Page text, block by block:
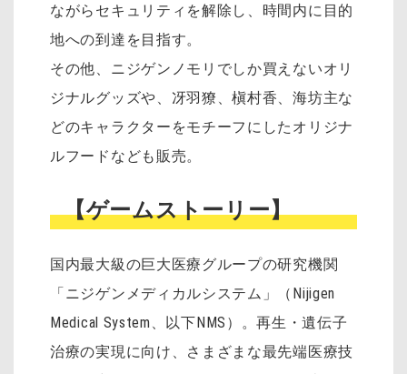
ながらセキュリティを解除し、時間内に目的
地への到達を目指す。
その他、ニジゲンノモリでしか買えないオリ
ジナルグッズや、冴羽獠、槇村香、海坊主な
どのキャラクターをモチーフにしたオリジナ
ルフードなども販売。
【ゲームストーリー】
国内最大級の巨大医療グループの研究機関
「ニジゲンメディカルシステム」（Nijigen
Medical System、以下NMS）。再生・遺伝子
治療の実現に向け、さまざまな最先端医療技